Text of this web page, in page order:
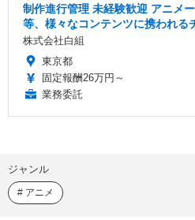
制作進行管理 未経験歓迎 アニメ
等、様々なコンテンツに携われる
株式会社白組
東京都
固定報酬26万円～
業務委託
ジャンル
アニメ